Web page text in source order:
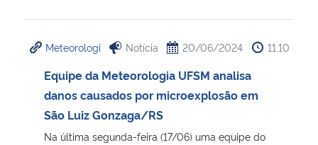
Meteorologi Notícia 20/06/2024 11:10
Equipe da Meteorologia UFSM analisa
danos causados por microexplosão em
São Luiz Gonzaga/RS
Na última segunda-feira (17/06) uma equipe do